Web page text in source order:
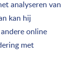
analyseren van
kan hij
online
met